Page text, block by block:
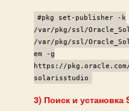
#pkg set-publisher -k
/var/pkg/ssl/
/var/pkg/ssl/
em -g
https://
solarisstudio
3) Поиск и